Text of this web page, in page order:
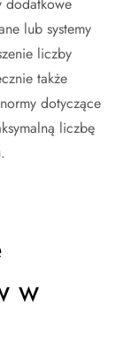
lub systemy
liczby
także
dotyczące
liczbę
w